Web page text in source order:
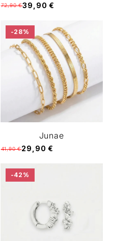
72,90 €39,90 €
-28%
Junae
41,90 €29,90 €
-42%